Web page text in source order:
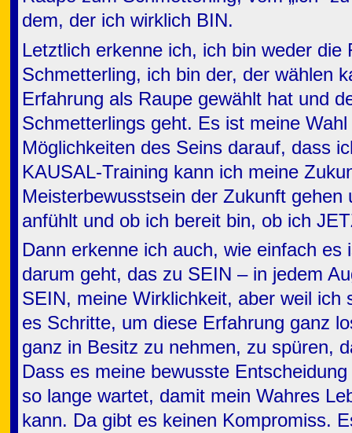
dem, der ich wirklich BIN.
Letztlich erkenne ich, ich bin weder die
Schmetterling, ich bin der, der wählen
Erfahrung als Raupe gewählt hat und
Schmetterlings geht. Es ist meine
Möglichkeiten des Seins darauf, dass
KAUSAL-Training kann ich meine
Meisterbewusstsein der Zukunft
anfühlt und ob ich bereit bin, ob ich
Dann erkenne ich auch, wie einfach
darum geht, das zu SEIN – in jedem
SEIN, meine Wirklichkeit, aber weil ich
es Schritte, um diese Erfahrung ganz
ganz in Besitz zu nehmen, zu spüren,
Dass es meine bewusste
so lange wartet, damit mein Wahres
kann. Da gibt es keinen Kompromiss.